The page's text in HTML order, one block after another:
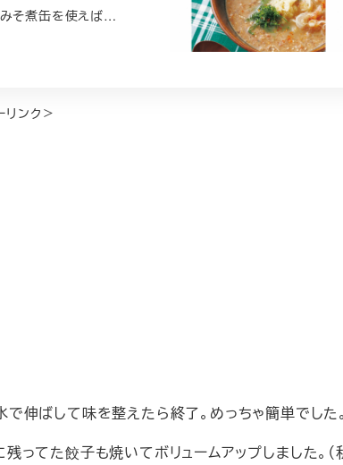
みそ煮缶を使えば…
リンク＞
伸ばして味を整えたら終了。めっちゃ簡単でした
ってた餃子も焼いてボリュームアップしました。